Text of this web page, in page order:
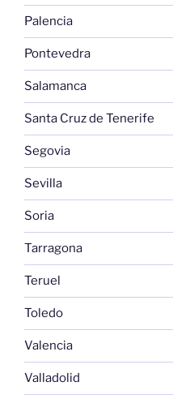
Palencia
Pontevedra
Salamanca
Santa Cruz de Tenerife
Segovia
Sevilla
Soria
Tarragona
Teruel
Toledo
Valencia
Valladolid